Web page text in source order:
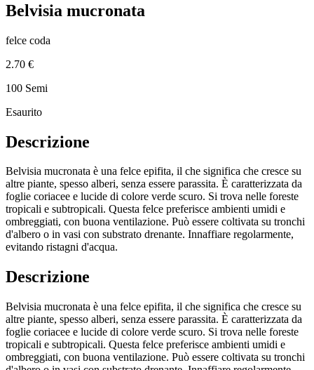
Belvisia mucronata
felce coda
2.70 €
100 Semi
Esaurito
Descrizione
Belvisia mucronata è una felce epifita, il che significa che cresce su
altre piante, spesso alberi, senza essere parassita. È caratterizzata da
foglie coriacee e lucide di colore verde scuro. Si trova nelle foreste
tropicali e subtropicali. Questa felce preferisce ambienti umidi e
ombreggiati, con buona ventilazione. Può essere coltivata su tronchi
d'albero o in vasi con substrato drenante. Innaffiare regolarmente,
evitando ristagni d'acqua.
Descrizione
Belvisia mucronata è una felce epifita, il che significa che cresce su
altre piante, spesso alberi, senza essere parassita. È caratterizzata da
foglie coriacee e lucide di colore verde scuro. Si trova nelle foreste
tropicali e subtropicali. Questa felce preferisce ambienti umidi e
ombreggiati, con buona ventilazione. Può essere coltivata su tronchi